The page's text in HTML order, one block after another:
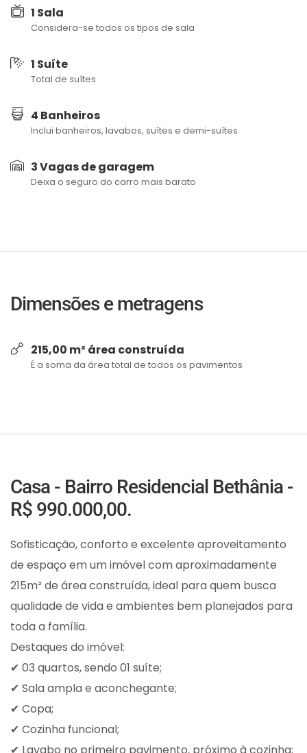
1 Sala
Considera-se todos os tipos de sala
1 Suíte
Total de suítes
4 Banheiros
Inclui banheiros, lavabos, suítes e demi-suítes
3 Vagas de garagem
Deixa o seguro do carro mais barato
Dimensões e metragens
215,00 m² área construída
É a soma da área total de todos os pavimentos
Casa - Bairro Residencial Bethânia -
R$ 990.000,00.
Sofisticação, conforto e excelente aproveitamento
de espaço em um imóvel com aproximadamente
215m² de área construída, ideal para quem busca
qualidade de vida e ambientes bem planejados para
toda a família.
Destaques do imóvel:
✔ 03 quartos, sendo 01 suíte;
✔ Sala ampla e aconchegante;
✔ Copa;
✔ Cozinha funcional;